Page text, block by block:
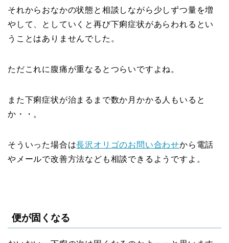
それからおなかの状態と相談しながら少しずつ量を増
やして、としていくと再び下痢症状があらわれるとい
うことはありませんでした。
ただこれに腹痛が重なるとつらいですよね。
また下痢症状が治まるまで数か月かかる人もいると
か・・。
そういった場合は長沢オリゴのお問い合わせから電話
やメールで改善方法なども相談できるようですよ。
便が固くなる